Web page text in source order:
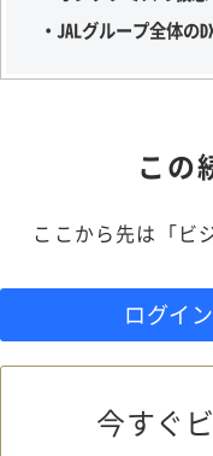
・JALグループ全体の
この
ここから先は「ビ
ログイ
今すぐ